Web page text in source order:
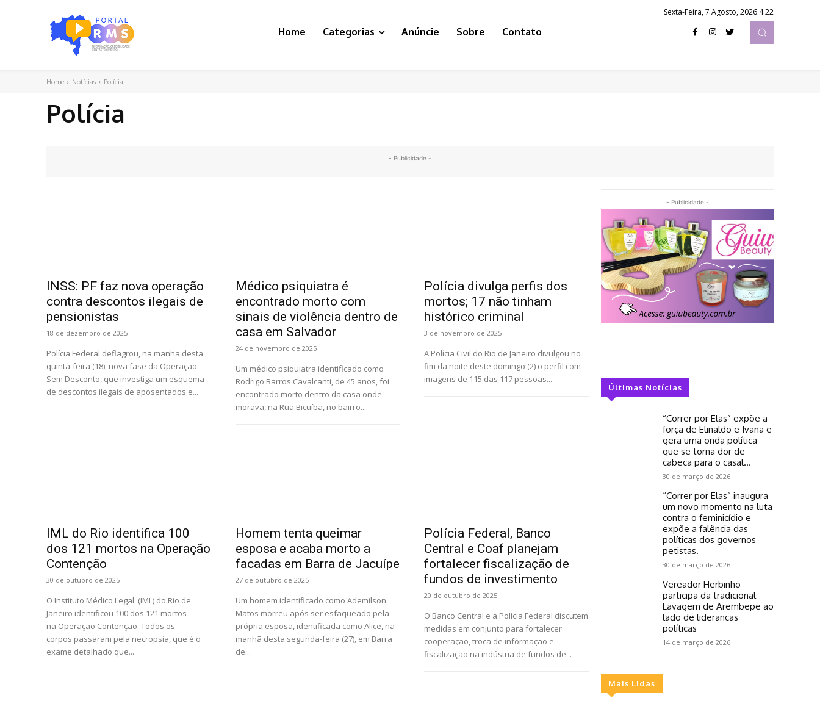
Home Categorias Anúncie Sobre Contato
Sexta-Feira, 7 Agosto, 2026 4:22
Home Notícias Polícia
Polícia
- Publicidade -
INSS: PF faz nova operação
contra descontos ilegais de
pensionistas
18 de dezembro de 2025
Polícia Federal deflagrou, na manhã desta
quinta-feira (18), nova fase da Operação
Sem Desconto, que investiga um esquema
de descontos ilegais de aposentados e...
Médico psiquiatra é
encontrado morto com
sinais de violência dentro de
casa em Salvador
24 de novembro de 2025
Um médico psiquiatra identificado como
Rodrigo Barros Cavalcanti, de 45 anos, foi
encontrado morto dentro da casa onde
morava, na Rua Bicuíba, no bairro...
Polícia divulga perfis dos
mortos; 17 não tinham
histórico criminal
3 de novembro de 2025
A Polícia Civil do Rio de Janeiro divulgou no
fim da noite deste domingo (2) o perfil com
imagens de 115 das 117 pessoas...
IML do Rio identifica 100
dos 121 mortos na Operação
Contenção
30 de outubro de 2025
O Instituto Médico Legal (IML) do Rio de
Janeiro identificou 100 dos 121 mortos
na Operação Contenção. Todos os
corpos passaram pela necropsia, que é o
exame detalhado que...
Homem tenta queimar
esposa e acaba morto a
facadas em Barra de Jacuípe
27 de outubro de 2025
Um homem identificado como Ademilson
Matos morreu após ser esfaqueado pela
própria esposa, identificada como Alice, na
manhã desta segunda-feira (27), em Barra
de...
Polícia Federal, Banco
Central e Coaf planejam
fortalecer fiscalização de
fundos de investimento
20 de outubro de 2025
O Banco Central e a Polícia Federal discutem
medidas em conjunto para fortalecer
cooperação, troca de informação e
fiscalização na indústria de fundos de...
- Publicidade -
Últimas Notícias
“Correr por Elas” expõe a
força de Elinaldo e Ivana e
gera uma onda política
que se torna dor de
cabeça para o casal...
30 de março de 2026
“Correr por Elas” inaugura
um novo momento na luta
contra o feminicídio e
expõe a falência das
políticas dos governos
petistas.
30 de março de 2026
Vereador Herbinho
participa da tradicional
Lavagem de Arembepe ao
lado de lideranças
políticas
14 de março de 2026
Mais Lidas